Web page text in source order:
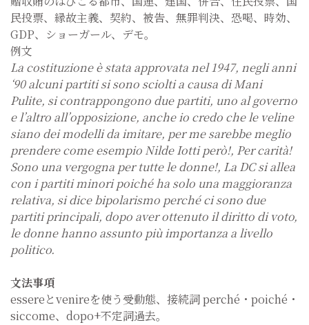
民投票、縁故主義、契約、被告、無罪判決、恐喝、時効、
GDP、ショーガール、デモ。
例文
La costituzione è stata approvata nel 1947, negli anni
‘90 alcuni partiti si sono sciolti a causa di Mani
Pulite, si contrappongono due partiti, uno al governo
e l’altro all’opposizione, anche io credo che le veline
siano dei modelli da imitare, per me sarebbe meglio
prendere come esempio Nilde Iotti però!, Per carità!
Sono una vergogna per tutte le donne!, La DC si allea
con i partiti minori poiché ha solo una maggioranza
relativa, si dice bipolarismo perché ci sono due
partiti principali, dopo aver ottenuto il diritto di voto,
le donne hanno assunto più importanza a livello
politico.
文法事項
essereとvenireを使う受動態、接続詞 perché・poiché・
siccome、dopo+不定詞過去。